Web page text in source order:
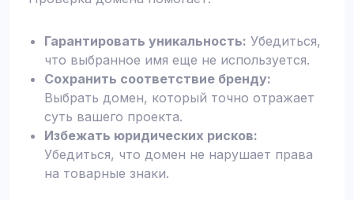
Гарантировать уникальность: Убедиться,
что выбранное имя еще не используется.
Сохранить соответствие бренду:
Выбрать домен, который точно отражает
суть вашего проекта.
Избежать юридических рисков:
Убедиться, что домен не нарушает права
на товарные знаки.